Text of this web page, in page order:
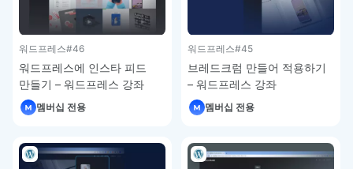
워드프레스#46
워드프레스에 인스타 피드
만들기 – 워드프레스 강좌
멤버십 전용
워드프레스#45
브레드크럼 만들어 적용하기
– 워드프레스 강좌
멤버십 전용